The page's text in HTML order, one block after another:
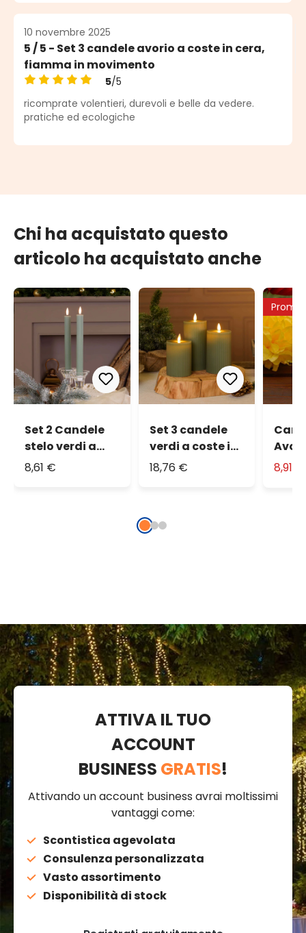
10 novembre 2025
5 / 5 - Set 3 candele avorio a coste in cera,
fiamma in movimento
Valutazione media di 5 su 5 stelle
5/5
ricomprate volentieri, durevoli e belle da vedere.
pratiche ed ecologiche
Chi ha acquistato questo
articolo ha acquistato anche
Set 2 Candele
stelo verdi a
coste in cera,
8,61 €
Set 3 candele
verdi a coste in
cera, fiamma in
18,76 €
Promo
8,91
ATTIVA IL TUO
ACCOUNT
BUSINESS GRATIS!
Attivando un account business avrai moltissimi
vantaggi come:
Scontistica agevolata
Consulenza personalizzata
Vasto assortimento
Disponibilità di stock